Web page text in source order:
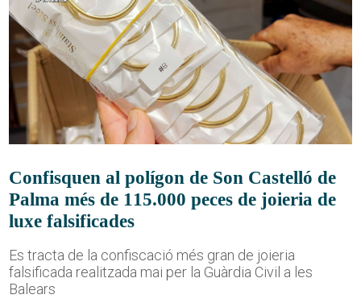
Confisquen al polígon de Son Castelló de
Palma més de 115.000 peces de joieria de
luxe falsificades
Es tracta de la confiscació més gran de joieria
falsificada realitzada mai per la Guàrdia Civil a les
Balears